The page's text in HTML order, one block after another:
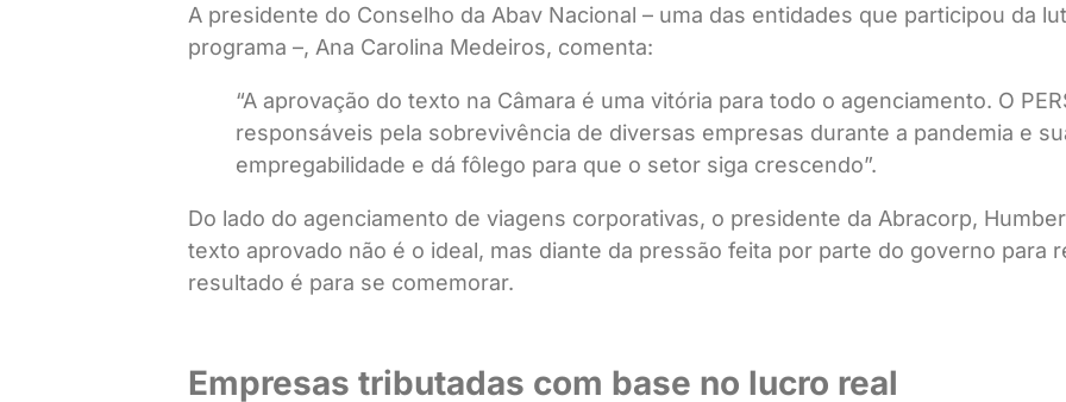
A presidente do Conselho da Abav Nacional – uma das entidades que participou da
programa –, Ana Carolina Medeiros, comenta:
“A aprovação do texto na Câmara é uma vitória para todo o agenciamento. O
responsáveis pela sobrevivência de diversas empresas durante a pandemia e
empregabilidade e dá fôlego para que o setor siga crescendo”.
Do lado do agenciamento de viagens corporativas, o presidente da Abracorp,
texto aprovado não é o ideal, mas diante da pressão feita por parte do governo para
resultado é para se comemorar.
Empresas tributadas com base no lucro real